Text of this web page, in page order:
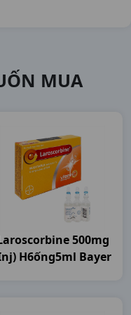
MUA
500mg
H6ống5ml Bayer